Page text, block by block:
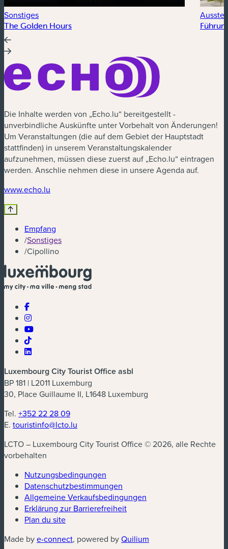
Sonstiges
The Golden Hours
Die Inhalte werden von „Echo.lu“ bereitgestellt -
unverbindliche Auskünfte unter Vorbehalt von Änderungen!
Um Veranstaltungen (die auf dem Gebiet der Hauptstadt
stattfinden) in unserem Veranstaltungskalender
aufzunehmen, müssen diese zuerst auf „Echo.lu“ eintragen
werden. Anschlie nehmen diese in unsere Agenda auf.
www.echo.lu
Empfang
/Sonstiges
/Cipollino
Luxembourg City Tourist Office asbl
BP 181 | L2011 Luxemburg
30, Place Guillaume II, L1648 Luxemburg
Tel. +352 22 28 09
E. touristinfo@lcto.lu
LCTO – Luxembourg City Tourist Office © 2026, alle Rechte
vorbehalten
Nutzungsbedingungen
Datenschutzbestimmungen
Allgemeine Verkaufsbedingungen
Erklärung zur Barrierefreiheit
Plan du site
Made bye-connect(neues Fenster)
, powered byQuilium